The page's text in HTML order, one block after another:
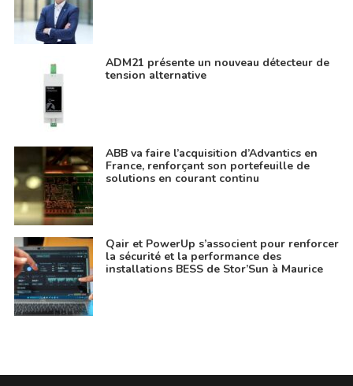
ADM21 présente un nouveau détecteur de
tension alternative
ABB va faire l’acquisition d’Advantics en
France, renforçant son portefeuille de
solutions en courant continu
Qair et PowerUp s’associent pour renforcer
la sécurité et la performance des
installations BESS de Stor’Sun à Maurice